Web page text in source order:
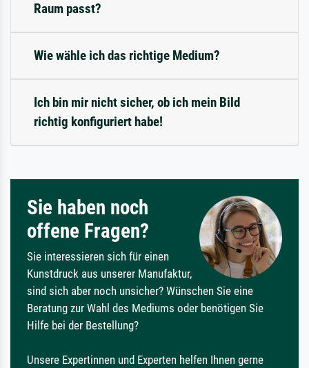
Raum passt?
Wie wähle ich das richtige Medium?
Ich bin mir nicht sicher, ob ich mein Bild
richtig konfiguriert habe!
Sie haben noch
offene Fragen?
Sie interessieren sich für einen
Kunstdruck aus unserer Manufaktur,
sind sich aber noch unsicher? Wünschen Sie eine
Beratung zur Wahl des Mediums oder benötigen Sie
Hilfe bei der Bestellung?
Unsere Expertinnen und Experten helfen Ihnen gerne